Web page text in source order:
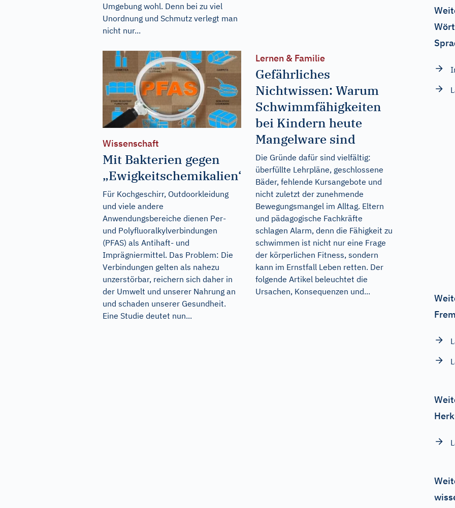
Umgebung wohl. Denn bei zu viel
Unordnung und Schmutz verlegt man
nicht nur...
Wissenschaft
Mit Bakterien gegen
„Ewigkeitschemikalien“
Für Kochgeschirr, Outdoorkleidung
und viele andere
Anwendungsbereiche dienen Per-
und Polyfluoralkylverbindungen
(PFAS) als Antihaft- und
Imprägniermittel. Das Problem: Die
Verbindungen gelten als nahezu
unzerstörbar, reichern sich daher in
der Umwelt und unserer Nahrung an
und schaden unserer Gesundheit.
Eine Studie deutet nun...
Lernen & Familie
Gefährliches
Nichtwissen: Warum
Schwimmfähigkeiten
bei Kindern heute
Mangelware sind
Die Gründe dafür sind vielfältig:
überfüllte Lehrpläne, geschlossene
Bäder, fehlende Kursangebote und
nicht zuletzt der zunehmende
Bewegungsmangel im Alltag. Eltern
und pädagogische Fachkräfte
schlagen Alarm, denn die Fähigkeit zu
schwimmen ist nicht nur eine Frage
der körperlichen Fitness, sondern
kann im Ernstfall Leben retten. Der
folgende Artikel beleuchtet die
Ursachen, Konsequenzen und...